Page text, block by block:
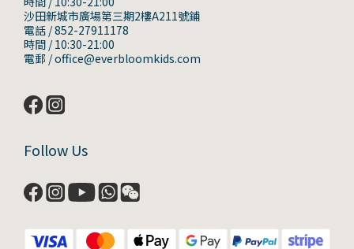
沙田新城市廣場第三期2樓A211號鋪
電話 / 852-27911178
時間 / 10:30-21:00
電郵 / office@everbloomkids.com
Follow Us